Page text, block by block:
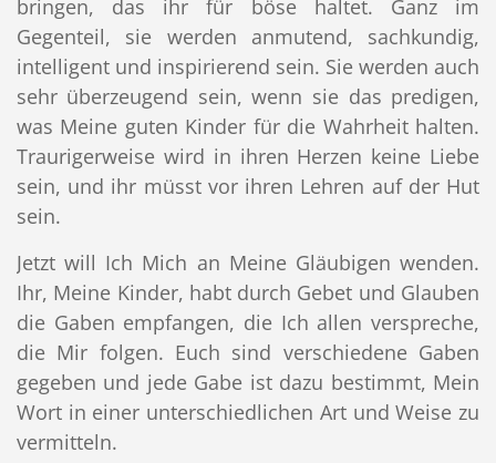
bringen, das ihr für böse haltet. Ganz im
Gegenteil, sie werden anmutend, sachkundig,
intelligent und inspirierend sein. Sie werden auch
sehr überzeugend sein, wenn sie das predigen,
was Meine guten Kinder für die Wahrheit halten.
Traurigerweise wird in ihren Herzen keine Liebe
sein, und ihr müsst vor ihren Lehren auf der Hut
sein.
Jetzt will Ich Mich an Meine Gläubigen wenden.
Ihr, Meine Kinder, habt durch Gebet und Glauben
die Gaben empfangen, die Ich allen verspreche,
die Mir folgen. Euch sind verschiedene Gaben
gegeben und jede Gabe ist dazu bestimmt, Mein
Wort in einer unterschiedlichen Art und Weise zu
vermitteln.